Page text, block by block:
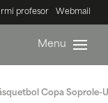
profesor Webmail
Menu
Copa Soprole-